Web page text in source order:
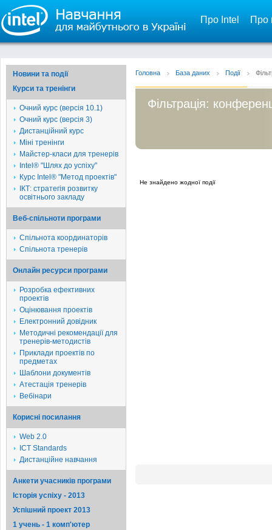
Про Intel Про
Новини та події
Курси та тренінги
Очний курс (версія 10.1)
Очний курс (версія 3)
Дистанційний курс
Міні тренінги
Майстер-класи для тренерів
Intel® "Шлях до успіху"
Курс Intel® "Метод проектів"
ІКТ: стратегія розвитку
освітнього закладу
Веб-спільноти програми
Спільнота координаторів
Спільнота тренерів
Онлайн ресурси програми
Розробка ефективних
проектів
Оцінювання проектів
Електронний довідник
Методичні рекомендації для
тренерів-методистів
Приклади проектів по
предметах
Шаблони документів
Атестація тренерів
Вебінари
Корисні посилання
Web 2.0
ICT Standards
Дистанційне навчання
Анкети учасників програми
Історія успіху - 2013
Успішний проект 2013
1 учень - 1 комп'ютер
Головна База даних Події
Фільтрація:
Не знайдено жодної події